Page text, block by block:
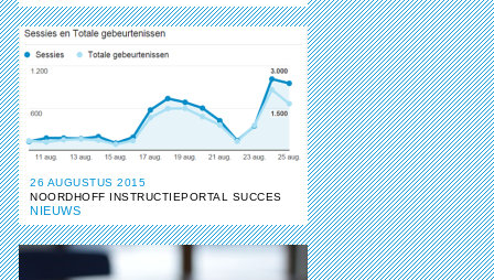
26 AUGUSTUS 2015
NOORDHOFF INSTRUCTIEPORTAL SUCCES
NIEUWS